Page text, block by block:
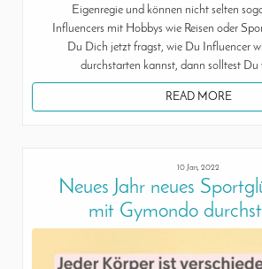
Eigenregie und können nicht selten
Influencers mit Hobbys wie Reisen oder
Du Dich jetzt fragst, wie Du Influencer
durchstarten kannst, dann solltest Du
READ MORE
10 Jan, 2022
Neues Jahr neues
mit Gymondo